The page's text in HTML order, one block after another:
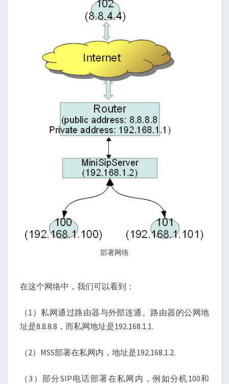
共
服
部署网络
在这个网络中，我们可以看到：
（1）私网通过路由器与外部连通。路由器的公网地
址是8.8.8.8，而私网地址是192.168.1.1.
（2）MSS部署在私网内，地址是192.168.1.2.
（3）部分SIP电话部署在私网内，例如分机100和